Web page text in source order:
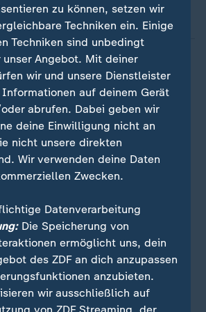
die Kanadier wachzurütteln.
leisteten sich Marschs
und Ungenauigkeiten im
Tani Oluwaseyi (32.) verzog
Position klar.
sich spät
war Kanada das aktivere
frei vor dem Gehäuse
Ball an Vasilj vorbeischob, hatten
schon auf den Lippen. Doch im
der frühere Schalker
bugsierte den Ball an die Latte.
zu können, setzen wir
Techniken ein. Einige
Techniken sind unbedingt
Angebot. Mit deiner
wir und unsere Dienstleister
auf deinem Gerät
abrufen. Dabei geben wir
deine Einwilligung nicht an
nicht unsere direkten
Wir verwenden deine Daten
Zwecken.
Datenverarbeitung
Die Speicherung von
ermöglicht uns, dein
des ZDF an dich anzupassen
anzubieten.
wir ausschließlich auf
von ZDF Streaming, der